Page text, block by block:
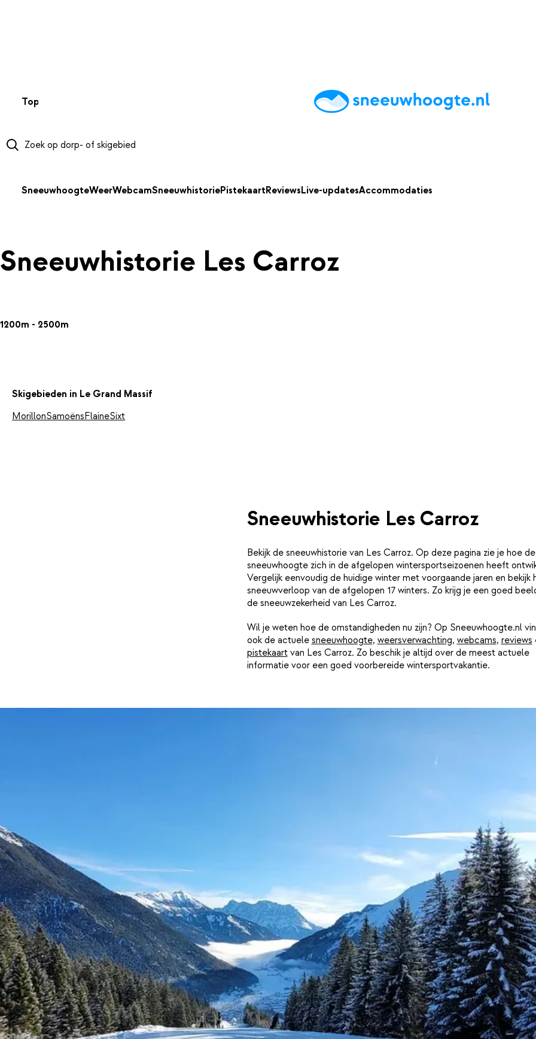
Top 50 AccommodatiesTipsReviewsLive updatesApp
SneeuwhoogteWeerWebcamSneeuwhistoriePistekaartReviewsLive-updatesAccommodaties
Sneeuwhistorie Les Carroz
1200m - 2500m
Skigebieden in Le Grand Massif
MorillonSamoënsFlaineSixt
Sneeuwhistorie Les Carroz
Bekijk de sneeuwhistorie van Les Carroz. Op deze pagina zie je hoe de
sneeuwhoogte zich in de afgelopen wintersportseizoenen heeft
Vergelijk eenvoudig de huidige winter met voorgaande jaren en bekijk
sneeuwverloop van de afgelopen 17 winters. Zo krijg je een goed
de sneeuwzekerheid van Les Carroz.
Wil je weten hoe de omstandigheden nu zijn? Op Sneeuwhoogte.nl
ook de actuele sneeuwhoogte, weersverwachting, webcams, reviews
pistekaartvan Les Carroz. Zo beschik je altijd over de meest actuele
informatie voor een goed voorbereide wintersportvakantie.